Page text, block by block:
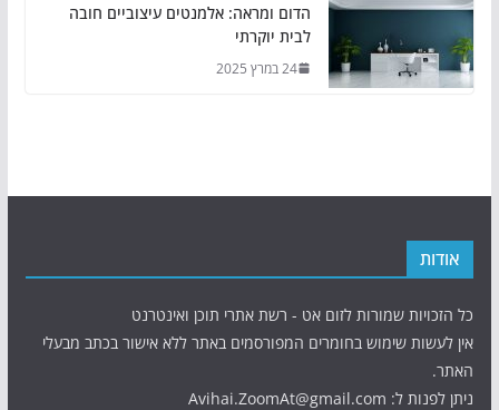
הדום ומראה: אלמנטים עיצוביים חובה
לבית יוקרתי
24 במרץ 2025
אודות
כל הזכויות שמורות לזום אט - רשת אתרי תוכן ואינטרנט
אין לעשות שימוש בחומרים המפורסמים באתר ללא אישור בכתב מבעלי
האתר.
ניתן לפנות ל: Avihai.ZoomAt@gmail.com